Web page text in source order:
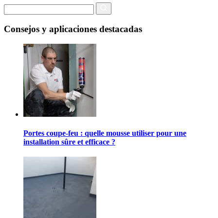
Consejos y aplicaciones destacadas
Portes coupe-feu : quelle mousse utiliser pour une
installation sûre et efficace ?